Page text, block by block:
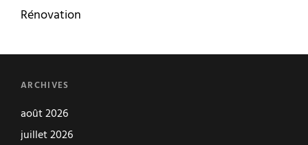
Rénovation
ARCHIVES
août 2026
juillet 2026